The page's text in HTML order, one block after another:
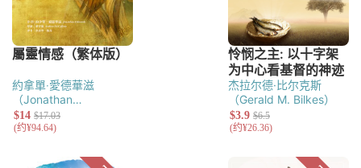
約拿單‧愛德華滋
（Jonathan
Edwards）
杰拉尔德·比尔克斯
（Gerald M. Bilkes）